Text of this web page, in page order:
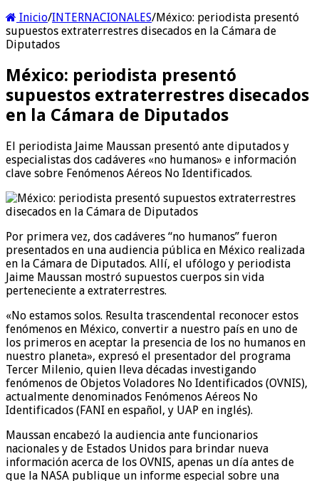
Inicio/INTERNACIONALES/México: periodista presentó
supuestos extraterrestres disecados en la Cámara de
Diputados
México: periodista presentó
supuestos extraterrestres disecados
en la Cámara de Diputados
El periodista Jaime Maussan presentó ante diputados y
especialistas dos cadáveres «no humanos» e información
clave sobre Fenómenos Aéreos No Identificados.
Por primera vez, dos cadáveres “no humanos” fueron
presentados en una audiencia pública en México realizada
en la Cámara de Diputados. Allí, el ufólogo y periodista
Jaime Maussan mostró supuestos cuerpos sin vida
perteneciente a extraterrestres.
«No estamos solos. Resulta trascendental reconocer estos
fenómenos en México, convertir a nuestro país en uno de
los primeros en aceptar la presencia de los no humanos en
nuestro planeta», expresó el presentador del programa
Tercer Milenio, quien lleva décadas investigando
fenómenos de Objetos Voladores No Identificados (OVNIS),
actualmente denominados Fenómenos Aéreos No
Identificados (FANI en español, y UAP en inglés).
Maussan encabezó la audiencia ante funcionarios
nacionales y de Estados Unidos para brindar nueva
información acerca de los OVNIS, apenas un día antes de
que la NASA publique un informe especial sobre una